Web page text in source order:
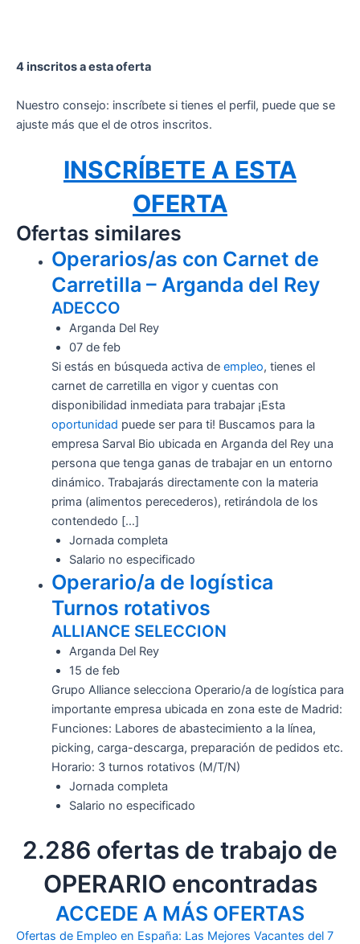
4 inscritos a esta oferta
Nuestro consejo: inscríbete si tienes el perfil, puede que se
ajuste más que el de otros inscritos.
INSCRÍBETE A ESTA
OFERTA
Ofertas similares
Operarios/as con Carnet de
Carretilla – Arganda del Rey
ADECCO
Arganda Del Rey
07 de feb
Si estás en búsqueda activa de empleo, tienes el
carnet de carretilla en vigor y cuentas con
disponibilidad inmediata para trabajar ¡Esta
oportunidad puede ser para ti! Buscamos para la
empresa Sarval Bio ubicada en Arganda del Rey una
persona que tenga ganas de trabajar en un entorno
dinámico. Trabajarás directamente con la materia
prima (alimentos perecederos), retirándola de los
contendedo […]
Jornada completa
Salario no especificado
Operario/a de logística
Turnos rotativos
ALLIANCE SELECCION
Arganda Del Rey
15 de feb
Grupo Alliance selecciona Operario/a de logística para
importante empresa ubicada en zona este de Madrid:
Funciones: Labores de abastecimiento a la línea,
picking, carga-descarga, preparación de pedidos etc.
Horario: 3 turnos rotativos (M/T/N)
Jornada completa
Salario no especificado
2.286 ofertas de trabajo de
OPERARIO encontradas
ACCEDE A MÁS OFERTAS
Ofertas de Empleo en España: Las Mejores Vacantes del 7